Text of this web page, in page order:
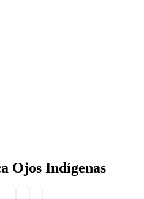
Ojos Indígenas